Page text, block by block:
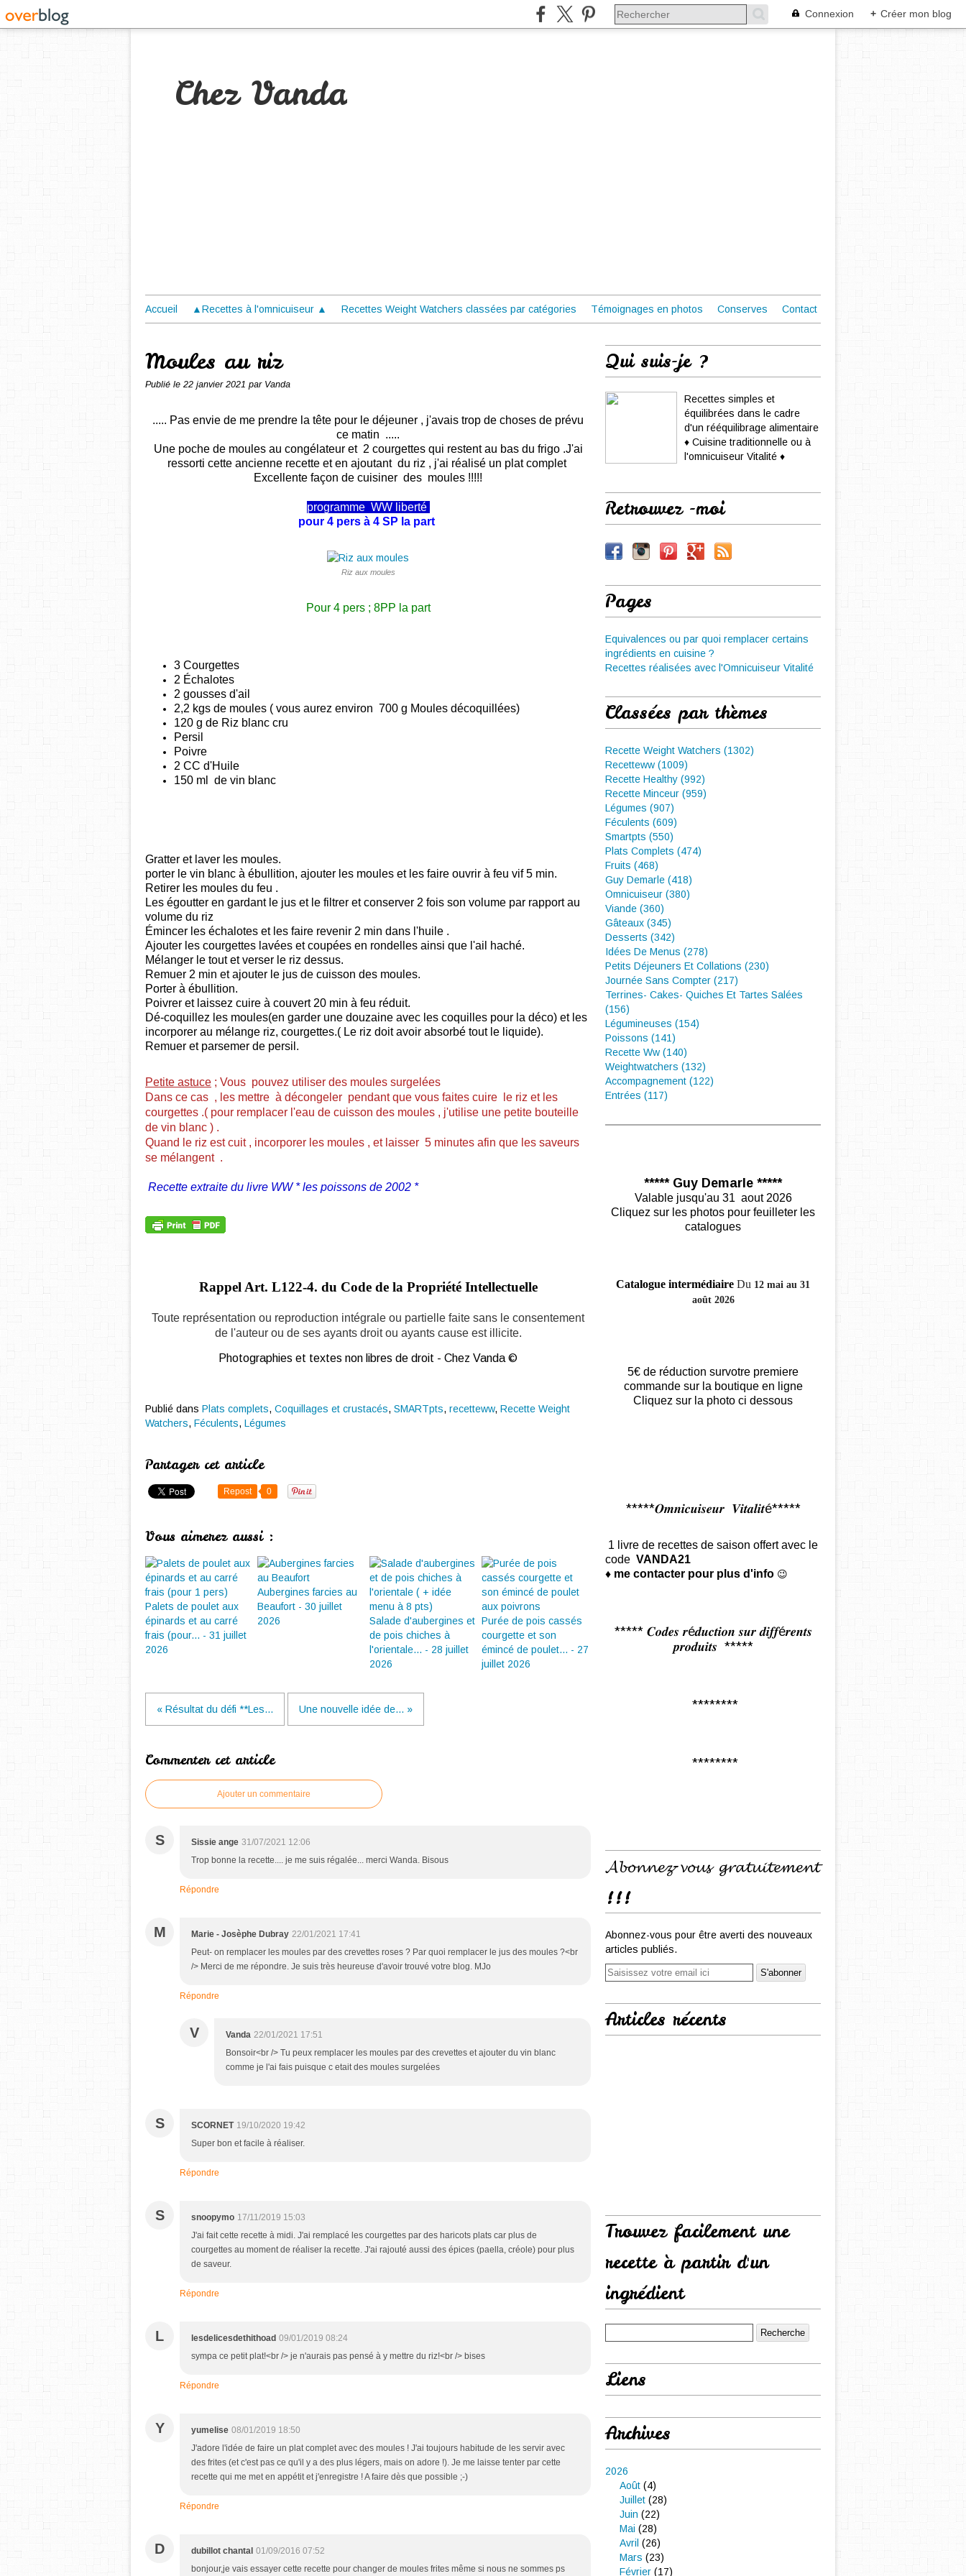
Connexion + Créer mon blog
Chez Vanda
Accueil ▲Recettes à l'omnicuiseur ▲ Recettes Weight Watchers classées par catégories Témoignages en photos Conserves Contact
Moules au riz
Publié le 22 janvier 2021 par Vanda
..... Pas envie de me prendre la tête pour le déjeuner , j'avais trop de choses de prévu
ce matin .....
Une poche de moules au congélateur et 2 courgettes qui restent au bas du frigo .J'ai
ressorti cette ancienne recette et en ajoutant du riz , j'ai réalisé un plat complet
Excellente façon de cuisiner des moules !!!!!
programme WW liberté
pour 4 pers à 4 SP la part
Riz aux moules
Pour 4 pers ; 8PP la part
3 Courgettes
2 Échalotes
2 gousses d'ail
2,2 kgs de moules ( vous aurez environ 700 g Moules décoquillées)
120 g de Riz blanc cru
Persil
Poivre
2 CC d'Huile
150 ml de vin blanc
Gratter et laver les moules.
porter le vin blanc à ébullition, ajouter les moules et les faire ouvrir à feu vif 5 min.
Retirer les moules du feu .
Les égoutter en gardant le jus et le filtrer et conserver 2 fois son volume par rapport au
volume du riz
Émincer les échalotes et les faire revenir 2 min dans l'huile .
Ajouter les courgettes lavées et coupées en rondelles ainsi que l'ail haché.
Mélanger le tout et verser le riz dessus.
Remuer 2 min et ajouter le jus de cuisson des moules.
Porter à ébullition.
Poivrer et laissez cuire à couvert 20 min à feu réduit.
Dé-coquillez les moules(en garder une douzaine avec les coquilles pour la déco) et les
incorporer au mélange riz, courgettes.( Le riz doit avoir absorbé tout le liquide).
Remuer et parsemer de persil.
Petite astuce ; Vous pouvez utiliser des moules surgelées
Dans ce cas , les mettre à décongeler pendant que vous faites cuire le riz et les
courgettes .( pour remplacer l'eau de cuisson des moules , j'utilise une petite bouteille
de vin blanc ) .
Quand le riz est cuit , incorporer les moules , et laisser 5 minutes afin que les saveurs
se mélangent .
Recette extraite du livre WW * les poissons de 2002 *
Rappel Art. L122-4. du Code de la Propriété Intellectuelle
Toute représentation ou reproduction intégrale ou partielle faite sans le consentement
de l'auteur ou de ses ayants droit ou ayants cause est illicite.
Photographies et textes non libres de droit - Chez Vanda ©
Publié dans Plats complets, Coquillages et crustacés, SMARTpts, recetteww, Recette Weight
Watchers, Féculents, Légumes
Partager cet article
Repost 0
Vous aimerez aussi :
Palets de poulet aux
épinards et au carré
frais (pour... - 31 juillet
2026
Aubergines farcies au
Beaufort - 30 juillet
2026
Salade d'aubergines et
de pois chiches à
l'orientale... - 28 juillet
2026
Purée de pois cassés
courgette et son
émincé de poulet... - 27
juillet 2026
« Résultat du défi **Les... Une nouvelle idée de... »
Commenter cet article
Ajouter un commentaire
S Sissie ange 31/07/2021 12:06
Trop bonne la recette.... je me suis régalée... merci Wanda. Bisous
Répondre
M Marie - Josèphe Dubray 22/01/2021 17:41
Peut- on remplacer les moules par des crevettes roses ? Par quoi remplacer le jus des moules ?<br
/> Merci de me répondre. Je suis très heureuse d'avoir trouvé votre blog. MJo
Répondre
V Vanda 22/01/2021 17:51
Bonsoir<br /> Tu peux remplacer les moules par des crevettes et ajouter du vin blanc
comme je l'ai fais puisque c etait des moules surgelées
S SCORNET 19/10/2020 19:42
Super bon et facile à réaliser.
Répondre
S snoopymo 17/11/2019 15:03
J'ai fait cette recette à midi. J'ai remplacé les courgettes par des haricots plats car plus de
courgettes au moment de réaliser la recette. J'ai rajouté aussi des épices (paella, créole) pour plus
de saveur.
Répondre
L lesdelicesdethithoad 09/01/2019 08:24
sympa ce petit plat!<br /> je n'aurais pas pensé à y mettre du riz!<br /> bises
Répondre
Y yumelise 08/01/2019 18:50
J'adore l'idée de faire un plat complet avec des moules ! J'ai toujours habitude de les servir avec
des frites (et c'est pas ce qu'il y a des plus légers, mais on adore !). Je me laisse tenter par cette
recette qui me met en appétit et j'enregistre ! A faire dès que possible ;-)
Répondre
D dubillot chantal 01/09/2016 07:52
bonjour,je vais essayer cette recette pour changer de moules frites même si nous ne sommes ps
Qui suis-je ?
Recettes simples et
équilibrées dans le cadre
d'un rééquilibrage alimentaire
♦ Cuisine traditionnelle ou à
l'omnicuiseur Vitalité ♦
Retrouvez -moi
Pages
Equivalences ou par quoi remplacer certains
ingrédients en cuisine ?
Recettes réalisées avec l'Omnicuiseur Vitalité
Classées par thèmes
Recette Weight Watchers (1302)
Recetteww (1009)
Recette Healthy (992)
Recette Minceur (959)
Légumes (907)
Féculents (609)
Smartpts (550)
Plats Complets (474)
Fruits (468)
Guy Demarle (418)
Omnicuiseur (380)
Viande (360)
Gâteaux (345)
Desserts (342)
Idées De Menus (278)
Petits Déjeuners Et Collations (230)
Journée Sans Compter (217)
Terrines- Cakes- Quiches Et Tartes Salées
(156)
Légumineuses (154)
Poissons (141)
Recette Ww (140)
Weightwatchers (132)
Accompagnement (122)
Entrées (117)
***** Guy Demarle *****
Valable jusqu'au 31 aout 2026
Cliquez sur les photos pour feuilleter les
catalogues
Catalogue intermédiaire Du 12 mai au 31
août 2026
5€ de réduction survotre premiere
commande sur la boutique en ligne
Cliquez sur la photo ci dessous
*****𝑶𝒎𝒏𝒊𝒄𝒖𝒊𝒔𝒆𝒖𝒓 𝑽𝒊𝒕𝒂𝒍𝒊𝒕é*****
1 livre de recettes de saison offertavec le
code VANDA21
♦ me contacter pour plus d'info 😉
***** 𝑪𝒐𝒅𝒆𝒔 𝒓é𝒅𝒖𝒄𝒕𝒊𝒐𝒏 𝒔𝒖𝒓 𝒅𝒊𝒇𝒇é𝒓𝒆𝒏𝒕𝒔
𝒑𝒓𝒐𝒅𝒖𝒊𝒕𝒔 *****
********
********
𝓐𝓫𝓸𝓷𝓷𝓮𝔃-𝓿𝓸𝓾𝓼 𝓰𝓻𝓪𝓽𝓾𝓲𝓽𝓮𝓶𝓮𝓷𝓽
!!!
Abonnez-vous pour être averti des nouveaux
articles publiés.
Articles récents
Trouvez facilement une
recette à partir d'un
ingrédient
Liens
Archives
2026
Août (4)
Juillet (28)
Juin (22)
Mai (28)
Avril (26)
Mars (23)
Février (17)